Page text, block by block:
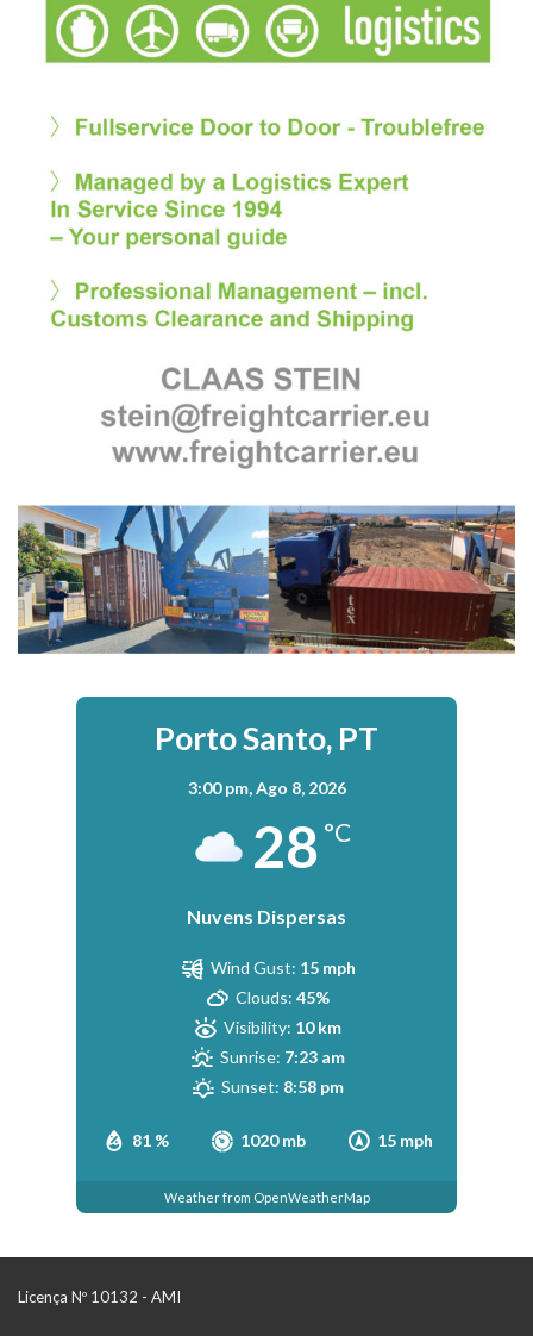
Porto Santo, PT
3:00 pm,Ago 8, 2026
28 °C
Nuvens Dispersas
81 % 1020 mb 15 mph
Wind Gust: 15 mph
Clouds: 45%
Visibility: 10 km
Sunrise: 7:23 am
Sunset: 8:58 pm
Weather from OpenWeatherMap
Licença Nº 10132 - AMI